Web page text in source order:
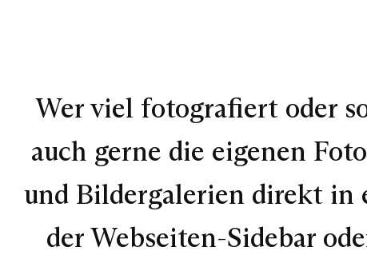
Wer viel fotografiert oder
auch gerne die eigenen
und Bildergalerien direkt
der Webseiten-Sidebar